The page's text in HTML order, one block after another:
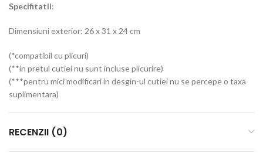
Specifitatii:
Dimensiuni exterior: 26 x 31 x 24 cm
(*compatibil cu plicuri)
(**in pretul cutiei nu sunt incluse plicurire)
(***pentru mici modificari in desgin-ul cutiei nu se percepe o taxa
suplimentara)
RECENZII (0)